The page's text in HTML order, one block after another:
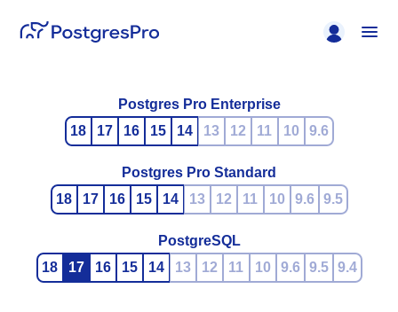
Postgres Pro Enterprise
18
17 16 15 14 13 12 11 10 9.6
Postgres Pro Standard
18
17 16 15 14 13 12 11 10 9.6 9.5
PostgreSQL
18
17 16 15 14 13 12 11 10 9.6 9.5 9.4